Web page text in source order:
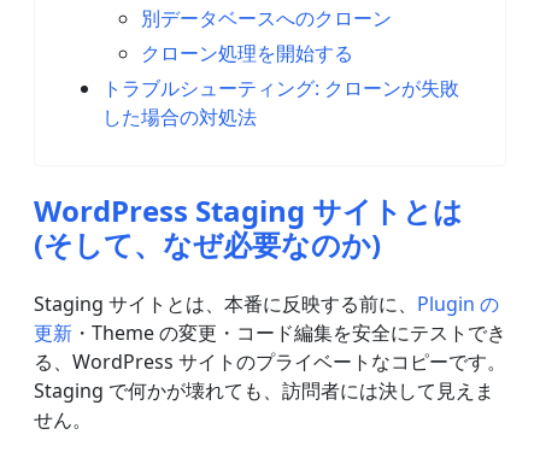
別データベースへのクローン
クローン処理を開始する
トラブルシューティング: クローンが失敗
した場合の対処法
WordPress Staging サイトとは
(そして、なぜ必要なのか)
Staging サイトとは、本番に反映する前に、 Plugin の
更新 ・Theme の変更・コード編集を安全にテストでき
る、WordPress サイトのプライベートなコピーです。
Staging で何かが壊れても、訪問者には決して見えま
せん。